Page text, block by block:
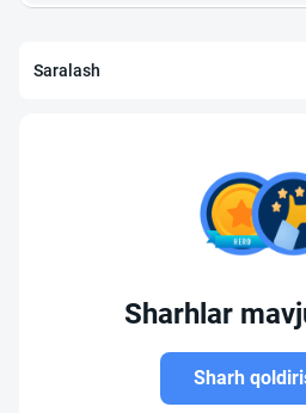
Saralash
Sharhlar
Sharh